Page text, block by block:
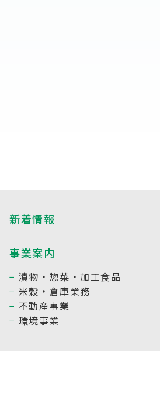
新着情報
事業案内
漬物・惣菜・加工食品
米穀・倉庫業務
不動産事業
環境事業